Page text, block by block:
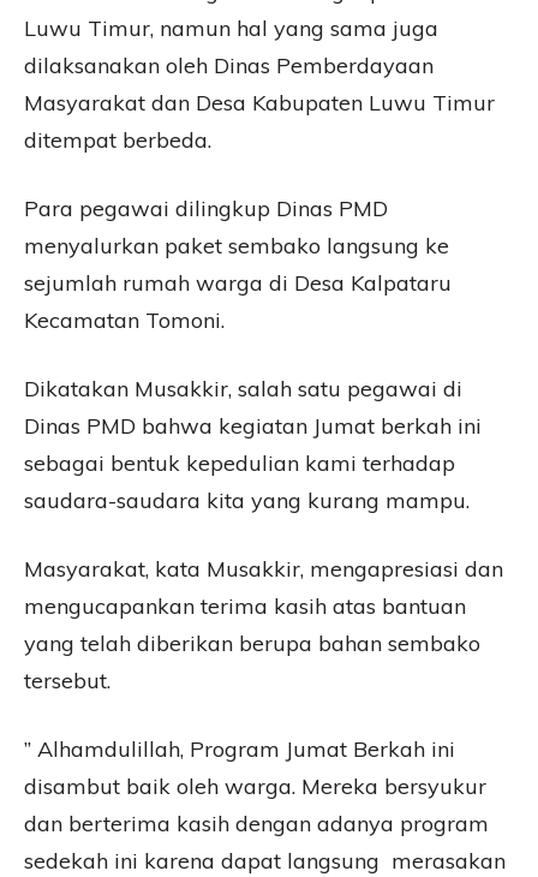
Luwu Timur, namun hal yang sama juga
dilaksanakan oleh Dinas Pemberdayaan
Masyarakat dan Desa Kabupaten Luwu Timur
ditempat berbeda.
Para pegawai dilingkup Dinas PMD
menyalurkan paket sembako langsung ke
sejumlah rumah warga di Desa Kalpataru
Kecamatan Tomoni.
Dikatakan Musakkir, salah satu pegawai di
Dinas PMD bahwa kegiatan Jumat berkah ini
sebagai bentuk kepedulian kami terhadap
saudara-saudara kita yang kurang mampu.
Masyarakat, kata Musakkir, mengapresiasi dan
mengucapankan terima kasih atas bantuan
yang telah diberikan berupa bahan sembako
tersebut.
” Alhamdulillah, Program Jumat Berkah ini
disambut baik oleh warga. Mereka bersyukur
dan berterima kasih dengan adanya program
sedekah ini karena dapat langsung merasakan